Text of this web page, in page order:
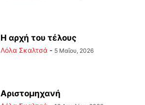
Η αρχή του τέλους
Λόλα Σκαλτσά - 5 Μαΐου, 2026
Αριστομηχανή